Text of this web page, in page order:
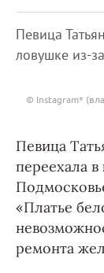
Певица
ловушке из-
© Instagram*
Певица
переехала
«Платье
ремонта